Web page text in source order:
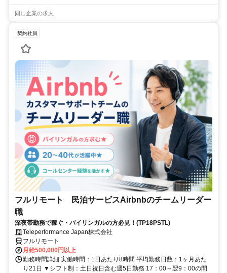
同じ企業の求人
契約社員
フルリモート 民泊サービスAirbnbのチームリーダー
職
深夜帯勤務で稼ぐ・バイリンガルの方必見！(TP18PSTL)
Teleperformance Japan株式会社
フルリモート
月給500,000円以上
勤務時間詳細 実働時間：1日あたり8時間 平均勤務日数：1ヶ月あた
り21日 ▼シフト制：土日祝日含む週5日勤務 17：00～翌9：00の間